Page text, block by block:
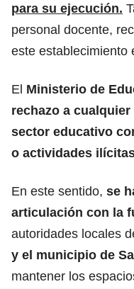
para su ejecución.
personal docente,
este establecimiento
El Ministerio de
rechazo a
sector educativo
o actividades
En este sentido, se
articulación con la
autoridades locales
y el municipio de
mantener los